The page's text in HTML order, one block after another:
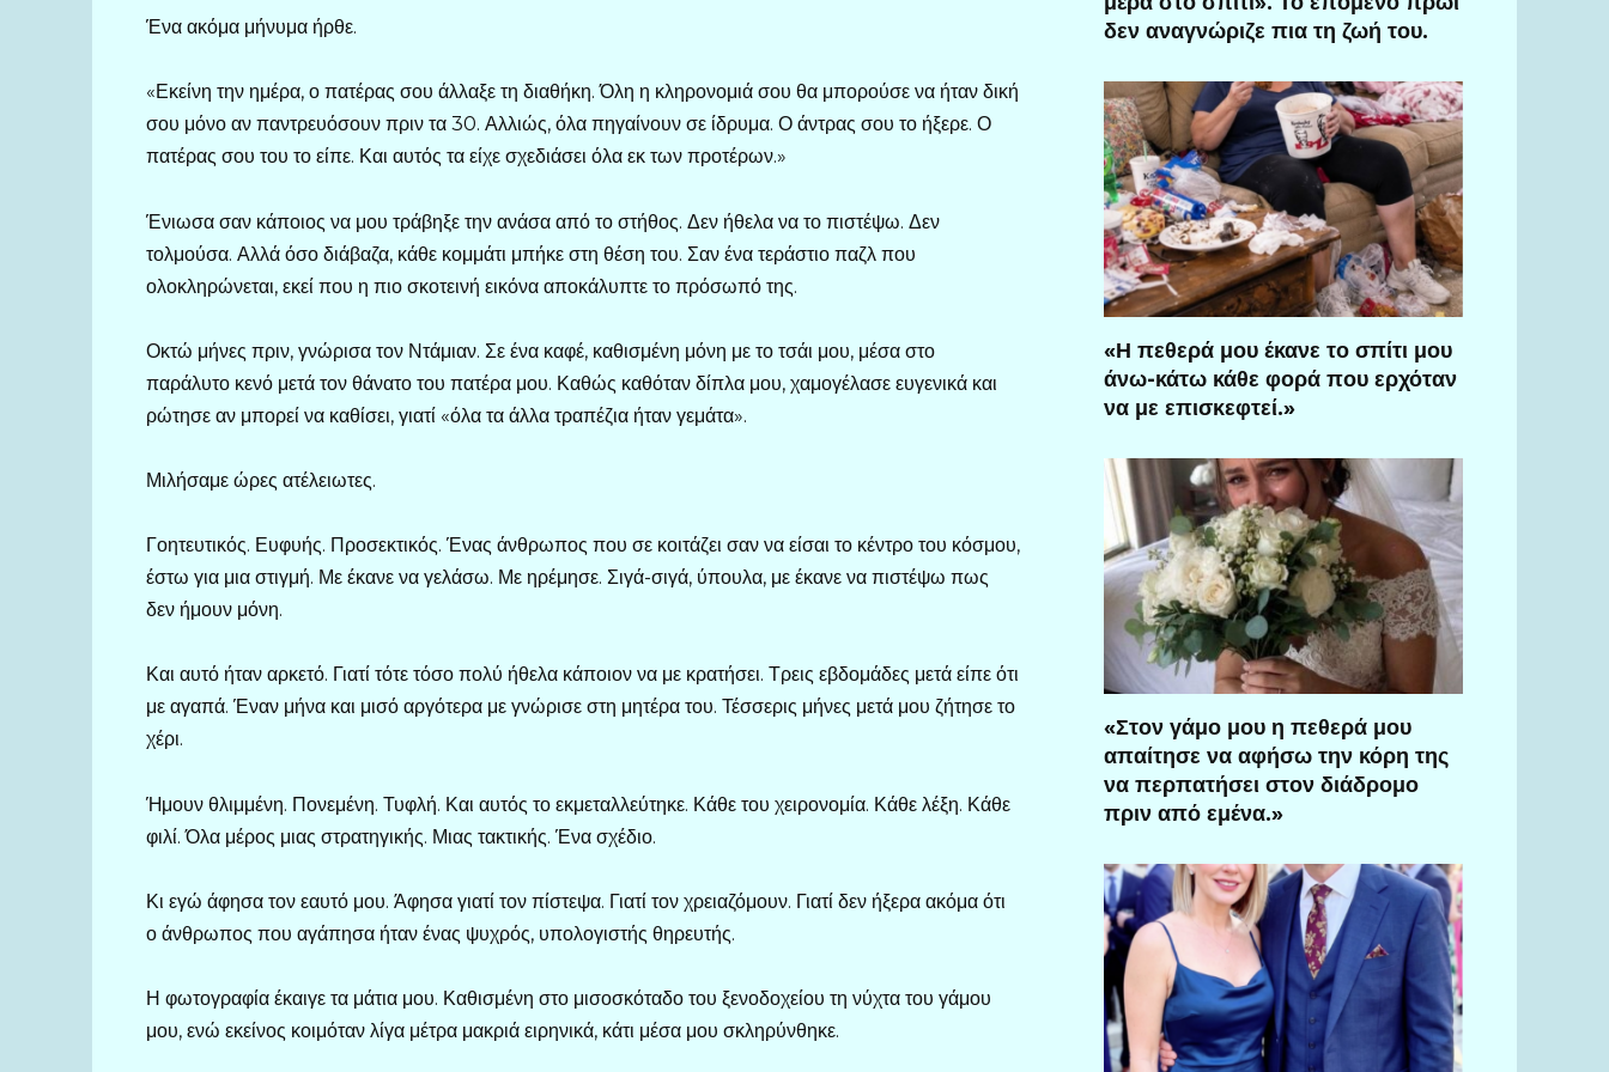
Ένα ακόμα μήνυμα ήρθε.
«Εκείνη την ημέρα, ο πατέρας σου άλλαξε τη διαθήκη. Όλη η κληρονομιά σου θα μπορούσε να ήταν δική
σου μόνο αν παντρευόσουν πριν τα 30. Αλλιώς, όλα πηγαίνουν σε ίδρυμα. Ο άντρας σου το ήξερε. Ο
πατέρας σου του το είπε. Και αυτός τα είχε σχεδιάσει όλα εκ των προτέρων.»
Ένιωσα σαν κάποιος να μου τράβηξε την ανάσα από το στήθος. Δεν ήθελα να το πιστέψω. Δεν
τολμούσα. Αλλά όσο διάβαζα, κάθε κομμάτι μπήκε στη θέση του. Σαν ένα τεράστιο παζλ που
ολοκληρώνεται, εκεί που η πιο σκοτεινή εικόνα αποκάλυπτε το πρόσωπό της.
Οκτώ μήνες πριν, γνώρισα τον Ντάμιαν. Σε ένα καφέ, καθισμένη μόνη με το τσάι μου, μέσα στο
παράλυτο κενό μετά τον θάνατο του πατέρα μου. Καθώς καθόταν δίπλα μου, χαμογέλασε ευγενικά και
ρώτησε αν μπορεί να καθίσει, γιατί «όλα τα άλλα τραπέζια ήταν γεμάτα».
Μιλήσαμε ώρες ατέλειωτες.
Γοητευτικός. Ευφυής. Προσεκτικός. Ένας άνθρωπος που σε κοιτάζει σαν να είσαι το κέντρο του κόσμου,
έστω για μια στιγμή. Με έκανε να γελάσω. Με ηρέμησε. Σιγά-σιγά, ύπουλα, με έκανε να πιστέψω πως
δεν ήμουν μόνη.
Και αυτό ήταν αρκετό. Γιατί τότε τόσο πολύ ήθελα κάποιον να με κρατήσει. Τρεις εβδομάδες μετά είπε ότι
με αγαπά. Έναν μήνα και μισό αργότερα με γνώρισε στη μητέρα του. Τέσσερις μήνες μετά μου ζήτησε το
χέρι.
Ήμουν θλιμμένη. Πονεμένη. Τυφλή. Και αυτός το εκμεταλλεύτηκε. Κάθε του χειρονομία. Κάθε λέξη. Κάθε
φιλί. Όλα μέρος μιας στρατηγικής. Μιας τακτικής. Ένα σχέδιο.
Κι εγώ άφησα τον εαυτό μου. Άφησα γιατί τον πίστεψα. Γιατί τον χρειαζόμουν. Γιατί δεν ήξερα ακόμα ότι
ο άνθρωπος που αγάπησα ήταν ένας ψυχρός, υπολογιστής θηρευτής.
Η φωτογραφία έκαιγε τα μάτια μου. Καθισμένη στο μισοσκόταδο του ξενοδοχείου τη νύχτα του γάμου
μου, ενώ εκείνος κοιμόταν λίγα μέτρα μακριά ειρηνικά, κάτι μέσα μου σκληρύνθηκε.
δεν αναγνώριζε πια τη ζωή του.
«Η πεθερά μου έκανε το σπίτι μου
άνω-κάτω κάθε φορά που ερχόταν
να με επισκεφτεί.»
«Στον γάμο μου η πεθερά μου
απαίτησε να αφήσω την κόρη της
να περπατήσει στον διάδρομο
πριν από εμένα.»